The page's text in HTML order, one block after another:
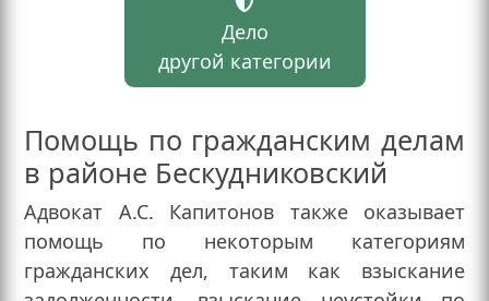
Дело
другой категории
Помощь по гражданским делам
в районе Бескудниковский
Адвокат А.С. Капитонов также оказывает
помощь по некоторым категориям
гражданских дел, таким как взыскание